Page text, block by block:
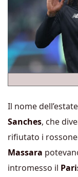
Il nome
Sanches, che
rifiutato i
Massara
intromesso il